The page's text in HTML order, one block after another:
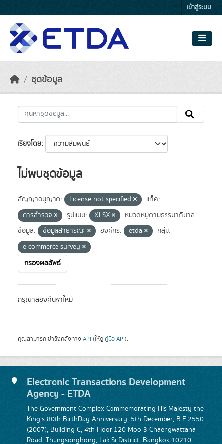
เข้าสู่ระบบ
ชุดข้อมูล
เรียงโดย
ไม่พบชุดข้อมูล
สัญญาอนุญาต: License not specified
แท็ค:
การสำรวจ
รูปแบบ: XLSX
หมวดหมู่ตามธรรมาภิบาล
ข้อมูล:
ข้อมูลสาธารณะ องค์กร: etda
กลุ่ม:
e-commerce-survey
กรองผลลัพธ์
กรุณาลองค้นหาใหม่
คุณสามารถเข้าถึงคลังทาง API (ให้ดู คู่มือ API).
Electronic Transactions Development
Agency - ETDA
The Government Complex Commemorating His Majesty the
King's 80th BirthDay Anniversary, 5th December, B.E.2550
(2007), Building C, 4th Floor 120 Moo 3 Chaengwattana
Road, Thungsonghong, Lak Si District, Bangkok 10210